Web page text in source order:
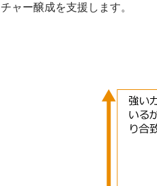
チャー醸成を支援します。